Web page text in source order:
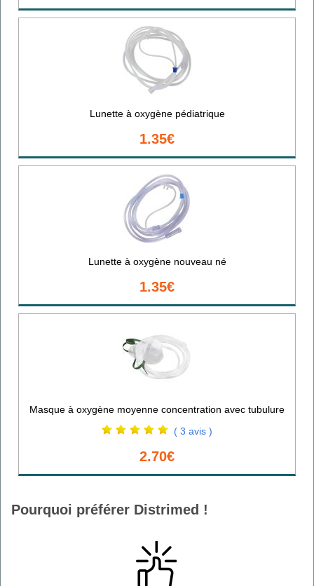
Lunette à oxygène pédiatrique
1.35€
Lunette à oxygène nouveau né
1.35€
Masque à oxygène moyenne concentration avec tubulure
( 3 avis )
2.70€
Pourquoi préférer Distrimed !